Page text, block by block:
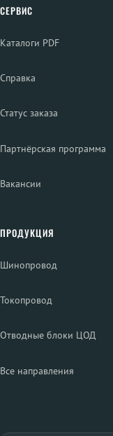
СЕРВИС
Каталоги PDF
Справка
Статус заказа
Партнёрская программа
Вакансии
ПРОДУКЦИЯ
Шинопровод
Токопровод
Отводные блоки ЦОД
Все направления